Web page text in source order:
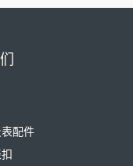
配件